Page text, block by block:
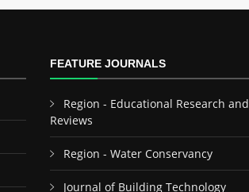
FEATURE JOURNALS
Region - Educational Research and
Reviews
Region - Water Conservancy
Journal of Building Technology